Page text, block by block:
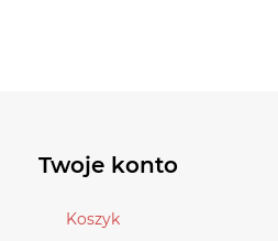
wybrać
Twoje konto
Koszyk